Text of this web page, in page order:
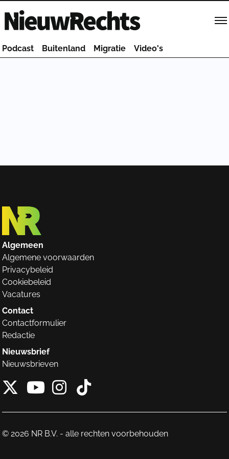
Homepage van NieuwRechts
Podcast Buitenland Migratie Video's
Algemeen
Algemene voorwaarden
Privacybeleid
Cookiebeleid
Vacatures
Contact
Contactformulier
Redactie
Nieuwsbrief
Nieuwsbrieven
X van NieuwRechts
Instagram van
Tiktok van
© 2026 NR B.V. - alle rechten voorbehouden